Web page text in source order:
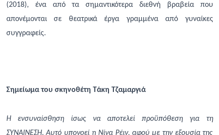
(2018), ένα από τα σημαντικότερα διεθνή βραβεία που
απονέμονται σε θεατρικά έργα γραμμένα από γυναίκες
συγγραφείς.
Σημείωμα του σκηνοθέτη Τάκη Τζαμαργιά
Η ενσυναίσθηση ίσως να αποτελεί προϋπόθεση για τη
ΣΥΝΑΙΝΕΣΗ. Αυτό υπονοεί η Νίνα Ρέιν, αφού με την εξουσία της